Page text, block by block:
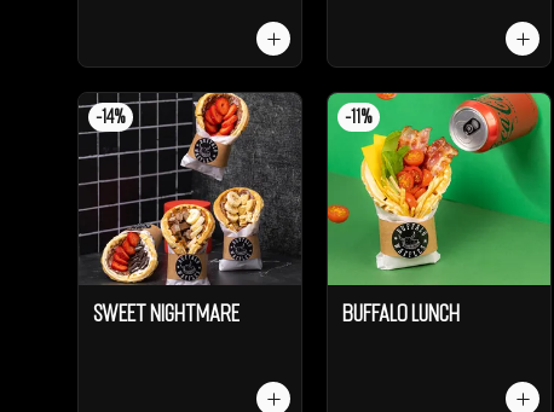
-14%
Sweet Nightmare
-11 %
Buffalo Lunch